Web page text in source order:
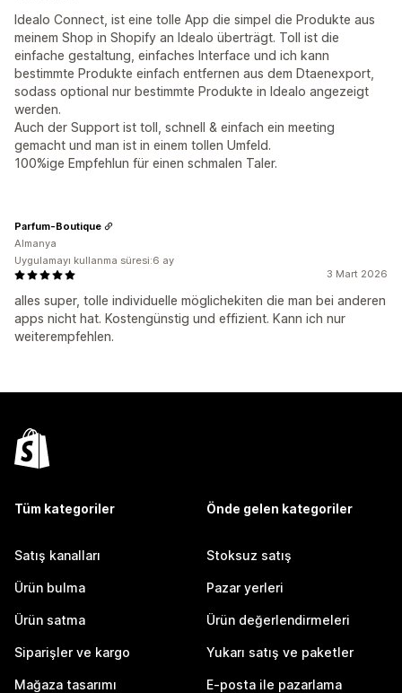
Idealo Connect, ist eine tolle App die simpel die Produkte aus
meinem Shop in Shopify an Idealo überträgt. Toll ist die
einfache gestaltung, einfaches Interface und ich kann
bestimmte Produkte einfach entfernen aus dem Dtaenexport,
sodass optional nur bestimmte Produkte in Idealo angezeigt
werden.
Auch der Support ist toll, schnell & einfach ein meeting
gemacht und man ist in einem tollen Umfeld.
100%ige Empfehlun für einen schmalen Taler.
3 Mart 2026
alles super, tolle individuelle möglichekiten die man bei anderen
apps nicht hat. Kostengünstig und effizient. Kann ich nur
weiterempfehlen.
Parfum-Boutique
Almanya
Uygulamayı kullanma süresi:6 ay
Tüm kategoriler
Satış kanalları
Ürün bulma
Ürün satma
Siparişler ve kargo
Mağaza tasarımı
Önde gelen kategoriler
Stoksuz satış
Pazar yerleri
Ürün değerlendirmeleri
Yukarı satış ve paketler
E-posta ile pazarlama